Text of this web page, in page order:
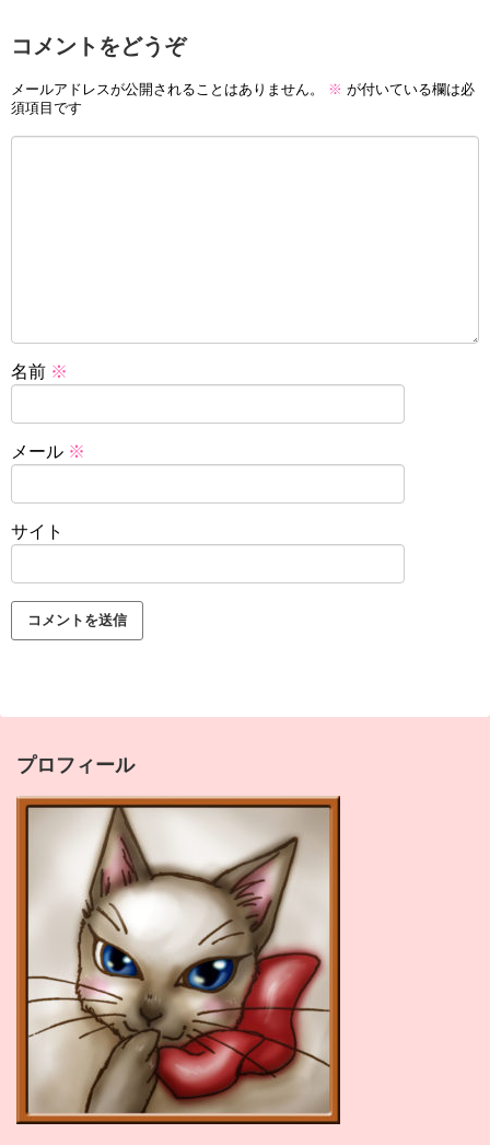
コメントをどうぞ
メールアドレスが公開されることはありません。 ※ が付いている欄は必
須項目です
名前 ※
メール ※
サイト
プロフィール